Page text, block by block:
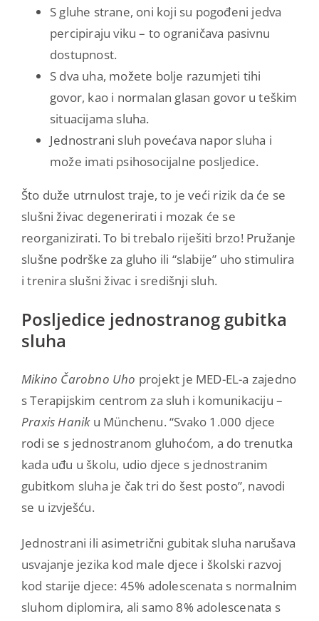
S gluhe strane, oni koji su pogođeni jedva
percipiraju viku – to ograničava pasivnu
dostupnost.
S dva uha, možete bolje razumjeti tihi
govor, kao i normalan glasan govor u teškim
situacijama sluha.
Jednostrani sluh povećava napor sluha i
može imati psihosocijalne posljedice.
Što duže utrnulost traje, to je veći rizik da će se
slušni živac degenerirati i mozak će se
reorganizirati. To bi trebalo riješiti brzo! Pružanje
slušne podrške za gluho ili “slabije” uho stimulira
i trenira slušni živac i središnji sluh.
Posljedice jednostranog gubitka
sluha
Mikino Čarobno Uho projekt je MED-EL-a zajedno
s Terapijskim centrom za sluh i komunikaciju –
Praxis Haniku Münchenu. “Svako 1.000 djece
rodi se s jednostranom gluhoćom, a do trenutka
kada uđu u školu, udio djece s jednostranim
gubitkom sluha je čak tri do šest posto”, navodi
se u izvješću.
Jednostrani ili asimetrični gubitak sluha narušava
usvajanje jezika kod male djece i školski razvoj
kod starije djece: 45% adolescenata s normalnim
sluhom diplomira, ali samo 8% adolescenata s